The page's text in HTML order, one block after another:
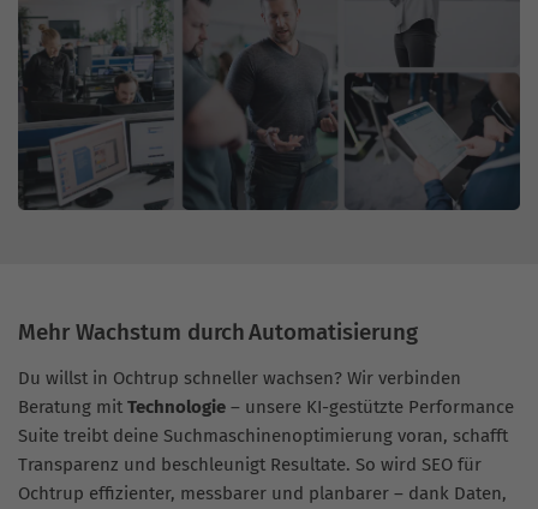
Mehr Wachstum durch Automatisierung
Du willst in Ochtrup schneller wachsen? Wir verbinden
Beratung mit Technologie – unsere KI-gestützte Performance
Suite treibt deine Suchmaschinenoptimierung voran, schafft
Transparenz und beschleunigt Resultate. So wird SEO für
Ochtrup effizienter, messbarer und planbarer – dank Daten,